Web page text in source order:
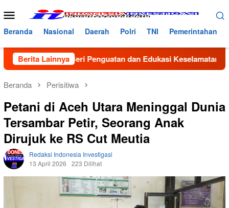
ke
konten
Menu
Mobile
Beranda Nasional Daerah Polri TNI Pemerintahan
Berita Lainnya
Beri Penguatan dan Edukasi Keselamatan di MAN 2 Aceh
Beranda Perisitiwa
Petani di Aceh Utara Meninggal Dunia
Tersambar Petir, Seorang Anak
Dirujuk ke RS Cut Meutia
Redaksi Indonesia Investigasi
13 April 2026
223 Dilihat